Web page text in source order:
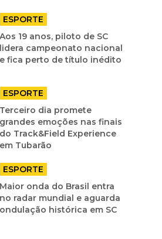
ESPORTE
Aos 19 anos, piloto de SC
lidera campeonato nacional
e fica perto de título inédito
ESPORTE
Terceiro dia promete
grandes emoções nas finais
do Track&Field Experience
em Tubarão
ESPORTE
Maior onda do Brasil entra
no radar mundial e aguarda
ondulação histórica em SC